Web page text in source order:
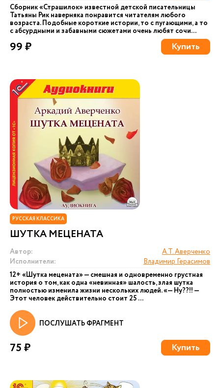
Сборник «Страшилок» известной детской писательницы
Татьяны Рик наверняка понравится читателям любого
возраста. Подобные короткие истории, то с пугающими, а то
с абсурдными и забавными сюжетами очень любят сочи...
99 ₽ Купить
РУССКАЯ КЛАССИКА
ШУТКА МЕЦЕНАТА
Автор:
А.Т. Аверченко
Исполнители:
Владимир Герасимов
12+ «Шутка мецената» — смешная и одновременно грустная
история о том, как одна «невинная» шалость, злая шутка
полностью изменила жизни нескольких людей. «— Ну??!! —
Этот человек действительно стоит 25 ...
ПОСЛУШАТЬ ФРАГМЕНТ
75 ₽ Купить